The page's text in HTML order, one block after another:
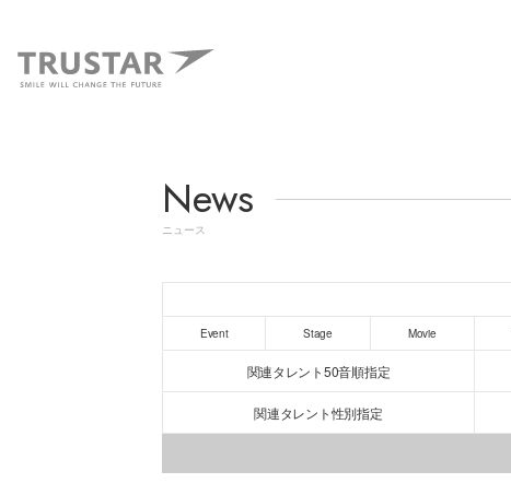
News
ニュース
Event Stage Movie
関連タレント50音順指定
関連タレント性別指定